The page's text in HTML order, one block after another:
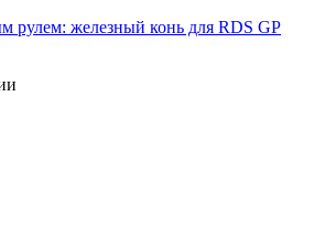
рулем: железный конь для RDS GP